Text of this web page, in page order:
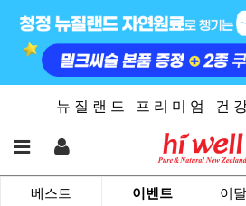
뉴 질 랜 드 프 리 미 엄 건
베스트 이벤트 이